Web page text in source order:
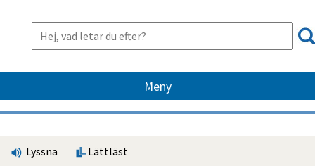
Meny
Lyssna Lättläst